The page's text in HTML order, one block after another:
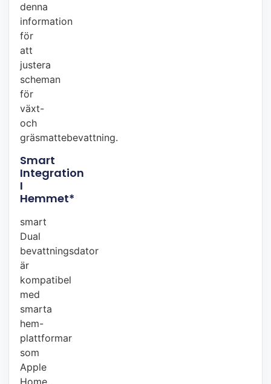
denna
information
för
att
justera
scheman
för
växt-
och
gräsmattebevattning.
Smart
Integration
I
Hemmet*
smart
Dual
bevattningsdator
är
kompatibel
med
smarta
hem-
plattformar
som
Apple
Home,